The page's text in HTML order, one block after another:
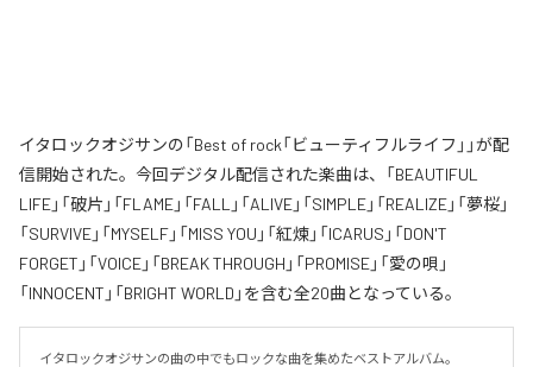
イタロックオジサンの「Best of rock「ビューティフルライフ」」が配
信開始された。今回デジタル配信された楽曲は、「BEAUTIFUL
LIFE」「破片」「FLAME」「FALL」「ALIVE」「SIMPLE」「REALIZE」「夢桜」
「SURVIVE」「MYSELF」「MISS YOU」「紅煉」「ICARUS」「DON'T
FORGET」「VOICE」「BREAK THROUGH」「PROMISE」「愛の唄」
「INNOCENT」「BRIGHT WORLD」を含む全20曲となっている。
イタロックオジサンの曲の中でもロックな曲を集めたベストアルバム。